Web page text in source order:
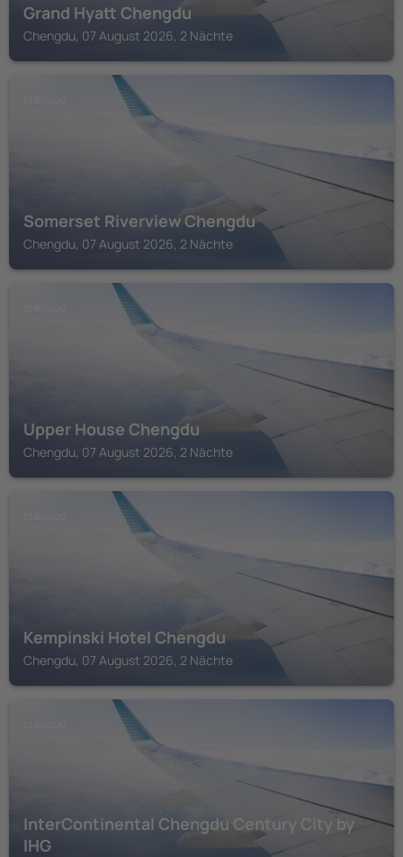
Grand Hyatt Chengdu
Chengdu, 07 August 2026, 2 Nächte
Somerset Riverview Chengdu
Chengdu, 07 August 2026, 2 Nächte
Upper House Chengdu
Chengdu, 07 August 2026, 2 Nächte
Kempinski Hotel Chengdu
Chengdu, 07 August 2026, 2 Nächte
InterContinental Chengdu Century City by
IHG